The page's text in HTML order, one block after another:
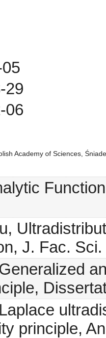
29
06
Academy of Sciences,
J. Fac.
principle,